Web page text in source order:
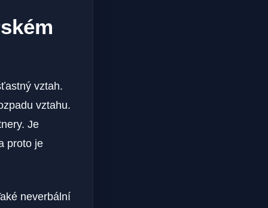
vztah.
vztahu.
Je
proto je
neverbální